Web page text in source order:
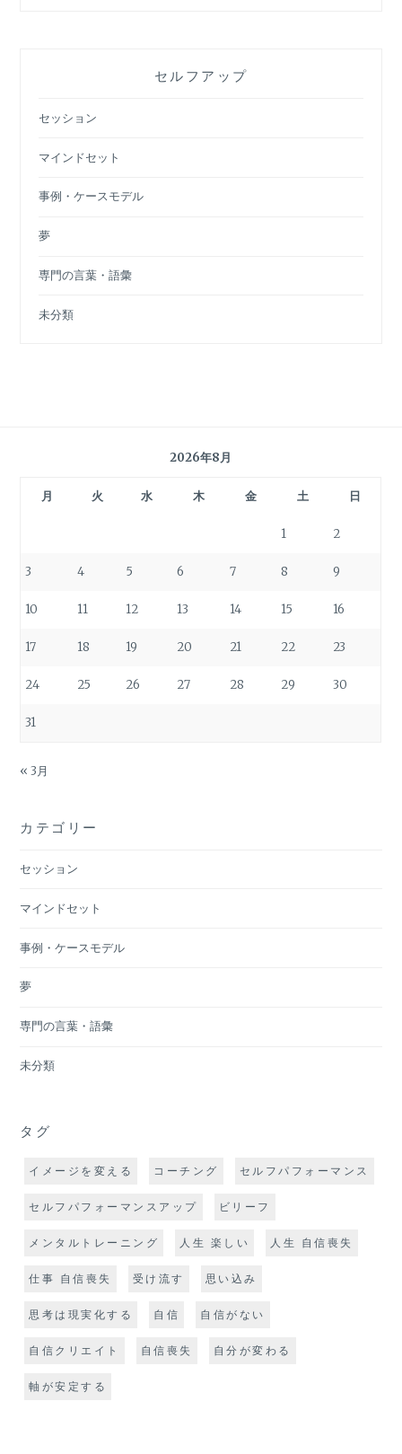
セルフアップ
セッション
マインドセット
事例・ケースモデル
夢
専門の言葉・語彙
未分類
2026年8月
月 火 水 木 金 土 日
1 2
3 4 5 6 7 8 9
10 11 12 13 14 15 16
17 18 19 20 21 22 23
24 25 26 27 28 29 30
31
« 3月
カテゴリー
セッション
マインドセット
事例・ケースモデル
夢
専門の言葉・語彙
未分類
タグ
イメージを変える コーチング セルフパフォーマンス
セルフパフォーマンスアップ ビリーフ
メンタルトレーニング 人生 楽しい 人生 自信喪失
仕事 自信喪失 受け流す 思い込み
思考は現実化する 自信 自信がない
自信クリエイト 自信喪失 自分が変わる
軸が安定する